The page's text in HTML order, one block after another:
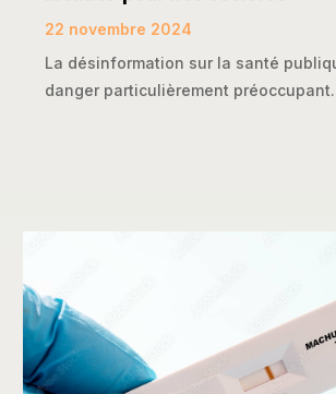
22 novembre 2024
La désinformation sur la santé
danger particulièrement préoccupant.